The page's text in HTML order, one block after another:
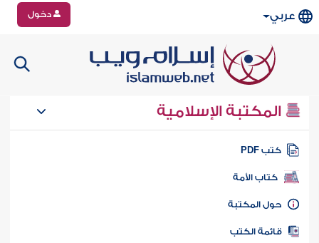
عربي دخول
المكتبة الإسلامية
كتب PDF
كتاب الأمة
المكتبة